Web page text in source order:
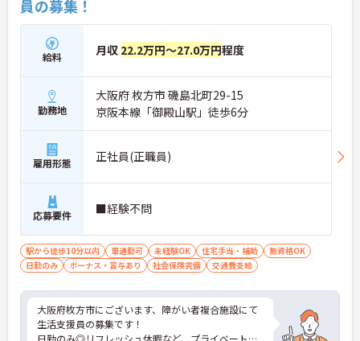
員の募集！
給料 月収 22.2万円～27.0万円程度
勤務地
大阪府 枚方市 磯島北町29-15
京阪本線「御殿山駅」徒歩6分
雇用形態 正社員(正職員)
応募要件 ■経験不問
駅から徒歩10分以内 車通勤可 未経験OK 住宅手当・補助
無資格OK
日勤のみ
ボーナス・賞与あり 社会保険完備 交通費支給
大阪府枚方市にございます、障がい者複合施設にて
生活支援員の募集です！